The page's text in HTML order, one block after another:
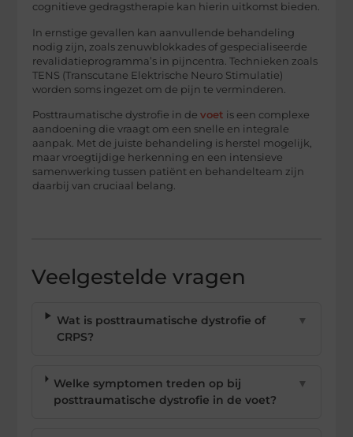
cognitieve gedragstherapie kan hierin uitkomst bieden.
In ernstige gevallen kan aanvullende behandeling
nodig zijn, zoals zenuwblokkades of gespecialiseerde
revalidatieprogramma’s in pijncentra. Technieken zoals
TENS (Transcutane Elektrische Neuro Stimulatie)
worden soms ingezet om de pijn te verminderen.
Posttraumatische dystrofie in devoet is een complexe
aandoening die vraagt om een snelle en integrale
aanpak. Met de juiste behandeling is herstel mogelijk,
maar vroegtijdige herkenning en een intensieve
samenwerking tussen patiënt en behandelteam zijn
daarbij van cruciaal belang.
Veelgestelde vragen
Wat is posttraumatische dystrofie of
CRPS?
▼
Welke symptomen treden op bij
posttraumatische dystrofie in de voet?
▼